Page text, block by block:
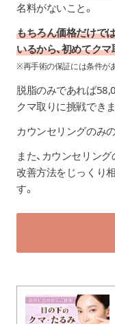
名料がないこと。
もちろん価格だけで
いるから、初めてク
※再手術の保証には条件が
脱脂のみであれば
クマ取りに挑戦できま
カウンセリングのみ
また、カウンセリン
改善方法をじっくり
す。